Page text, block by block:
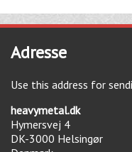
Adresse
Use this address for
heavymetal.dk
Hymersvej 4
DK-3000 Helsingør